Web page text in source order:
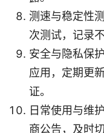
测速与稳定性
次测试，记录
安全与隐私保
应用，定期更
证。
日常使用与维
商公告，及时